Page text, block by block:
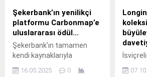
%4,7 arttı.
Şekerbank’ın yenilikçi
platformu Carbonmap’e
uluslararası ödül…
Şekerbank’ın tamamen
kendi kaynaklarıyla
16.05.2025 0